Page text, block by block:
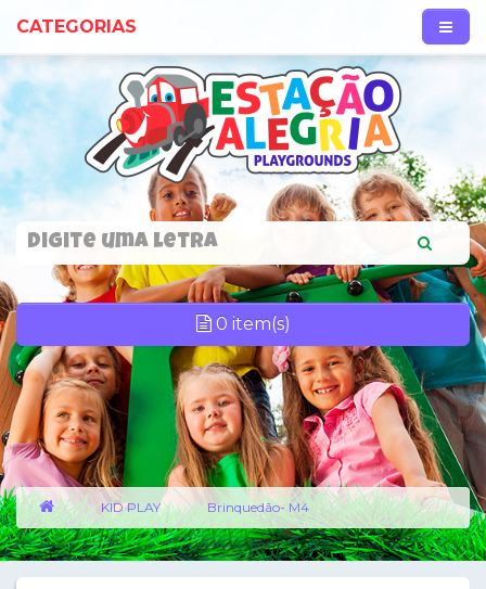
CATEGORIAS
0 item(s)
KID PLAY Brinquedão- M4